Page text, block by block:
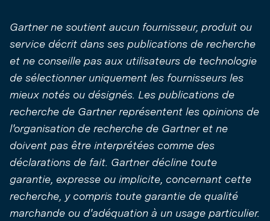
Gartner ne soutient aucun fournisseur, produit ou
service décrit dans ses publications de recherche
et ne conseille pas aux utilisateurs de technologie
de sélectionner uniquement les fournisseurs les
mieux notés ou désignés. Les publications de
recherche de Gartner représentent les opinions de
l'organisation de recherche de Gartner et ne
doivent pas être interprétées comme des
déclarations de fait. Gartner décline toute
garantie, expresse ou implicite, concernant cette
recherche, y compris toute garantie de qualité
marchande ou d'adéquation à un usage particulier.